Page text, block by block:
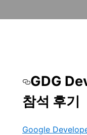
GDG
참석 후기
Google